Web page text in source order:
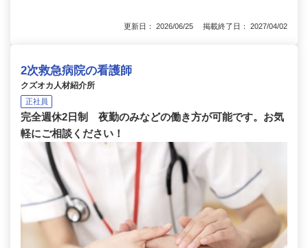
更新日： 2026/06/25 掲載終了日： 2027/04/02
2次救急病院の看護師
クズオカ人材紹介所
正社員
完全週休2日制 夜勤のみなどの働き方が可能です。お気
軽にご相談ください！